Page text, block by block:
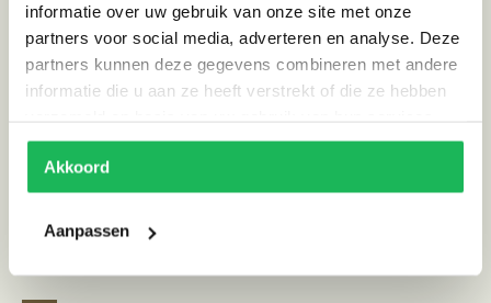
informatie over uw gebruik van onze site met onze
partners voor social media, adverteren en analyse. Deze
partners kunnen deze gegevens combineren met andere
informatie die u aan ze heeft verstrekt of die ze hebben
Akkoord
Aanpassen
Land van herkomst India
Alternatieve producten